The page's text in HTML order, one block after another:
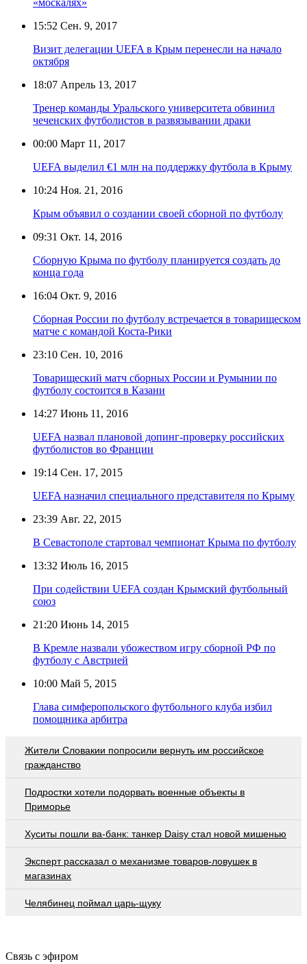
15:52 Сен. 9, 2017
Визит делегации UEFA в Крым перенесли на начало
октября
18:07 Апрель 13, 2017
Тренер команды Уральского университета обвинил
чеченских футболистов в развязывании драки
00:00 Март 11, 2017
UEFA выделил €1 млн на поддержку футбола в Крыму
10:24 Ноя. 21, 2016
Крым объявил о создании своей сборной по футболу
09:31 Окт. 14, 2016
Сборную Крыма по футболу планируется создать до
конца года
16:04 Окт. 9, 2016
Сборная России по футболу встречается в товарищеском
матче с командой Коста-Рики
23:10 Сен. 10, 2016
Товарищеский матч сборных России и Румынии по
футболу состоится в Казани
14:27 Июнь 11, 2016
UEFA назвал плановой допинг-проверку российских
футболистов во Франции
19:14 Сен. 17, 2015
UEFA назначил специального представителя по Крыму
23:39 Авг. 22, 2015
В Севастополе стартовал чемпионат Крыма по футболу
13:32 Июль 16, 2015
При содействии UEFA создан Крымский футбольный
союз
21:20 Июнь 14, 2015
В Кремле назвали убожеством игру сборной РФ по
футболу с Австрией
10:00 Май 5, 2015
Глава симферопольского футбольного клуба избил
помощника арбитра
Жители Словакии попросили вернуть им российское
гражданство
Подростки хотели подорвать военные объекты в
Приморье
Хуситы пошли ва-банк: танкер Daisy стал новой мишенью
Эксперт рассказал о механизме товаров-ловушек в
магазинах
Челябинец поймал царь-щуку
Связь с эфиром